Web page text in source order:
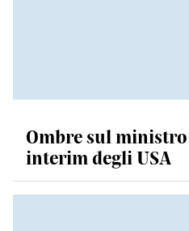
Ombre sul
interim degli USA